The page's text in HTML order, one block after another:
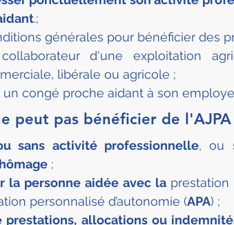
.;
générales pour bénéficier des
d'une exploitation
libérale ou agricole ;
congé proche aidant à son
peut pas bénéficier de
sans activité professionnelle, ou
;
la personne aidée avec la
personnalisé d’autonomie (APA) ;
prestations, allocations ou